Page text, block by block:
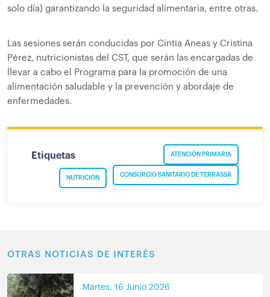
solo día) garantizando la seguridad alimentaria, entre otras.
Las sesiones serán conducidas por Cintia Aneas y Cristina
Pérez, nutricionistas del CST, que serán las encargadas de
llevar a cabo el Programa para la promoción de una
alimentación saludable y la prevención y abordaje de
enfermedades.
Etiquetas ATENCIÓN PRIMARIA
CONSORCIO SANITARIO DE TERRASSA
NUTRICIÓN
OTRAS NOTICIAS DE INTERÉS
Martes, 16 Junio 2026